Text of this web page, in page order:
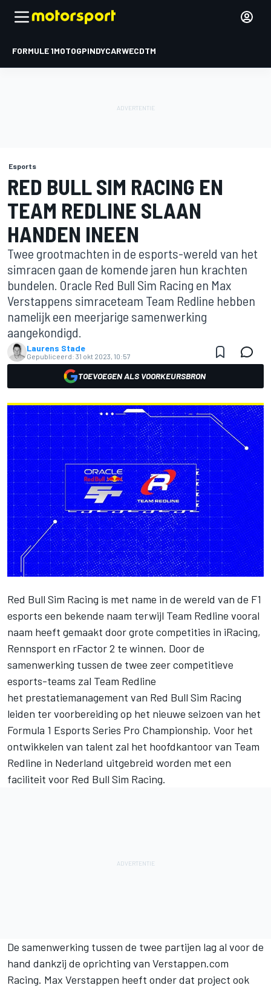
FORMULE 1MOTOGPINDYCARWECDTM
Esports
RED BULL SIM RACING EN
TEAM REDLINE SLAAN
HANDEN INEEN
Twee grootmachten in de esports-wereld van het
simracen gaan de komende jaren hun krachten
bundelen. Oracle Red Bull Sim Racing en Max
Verstappens simraceteam Team Redline hebben
namelijk een meerjarige samenwerking
aangekondigd.
Laurens Stade
Gepubliceerd: 31 okt 2023, 10:57
TOEVOEGEN ALS VOORKEURSBRON
Red Bull Sim Racing is met name in de wereld van de F1
esports een bekende naam terwijl Team Redline vooral
naam heeft gemaakt door grote competities in iRacing,
Rennsport en rFactor 2 te winnen. Door de
samenwerking tussen de twee zeer competitieve
esports-teams zal Team Redline
het prestatiemanagement van Red Bull Sim Racing
leiden ter voorbereiding op het nieuwe seizoen van het
Formula 1 Esports Series Pro Championship. Voor het
ontwikkelen van talent zal het hoofdkantoor van Team
Redline in Nederland uitgebreid worden met een
faciliteit voor Red Bull Sim Racing.
De samenwerking tussen de twee partijen lag al voor de
hand dankzij de oprichting van Verstappen.com
Racing. Max Verstappen heeft onder dat project ook